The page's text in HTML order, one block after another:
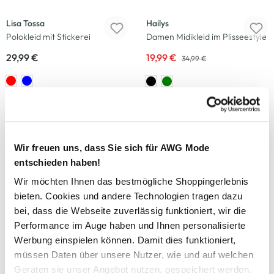
Wir freuen uns, dass Sie sich für AWG Mode
entschieden haben!
Wir möchten Ihnen das bestmögliche Shoppingerlebnis
bieten. Cookies und andere Technologien tragen dazu
bei, dass die Webseite zuverlässig funktioniert, wir die
Performance im Auge haben und Ihnen personalisierte
Werbung einspielen können. Damit dies funktioniert,
müssen Daten über unsere Nutzer, wie und auf welchen
Geräten sie unser Angebot nutzen, gespeichert werden.
Lisa Tossa
Polokleid mit Stickerei
29,99 €
Hailys
Damen Midikleid im Plisseestyle
19,99 € 34,99 €
39,99 €
Boot"
Neu
Damen Sweatshirt mit
Stehkragen
-25%
Hailys MI44LLY Bluse
29,99 € 39,99 €